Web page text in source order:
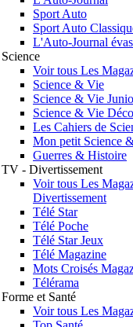
Sport Auto
Sport Auto
L'Auto-Journal
Science
Voir tous Les
Science & Vie
Science & Vie
Science & Vie
Les Cahiers de
Mon petit Science
Guerres & Histoire
TV - Divertissement
Voir tous Les
Divertissement
Télé Star
Télé Poche
Télé Star Jeux
Télé Magazine
Mots Croisés
Télérama
Forme et Santé
Voir tous Les